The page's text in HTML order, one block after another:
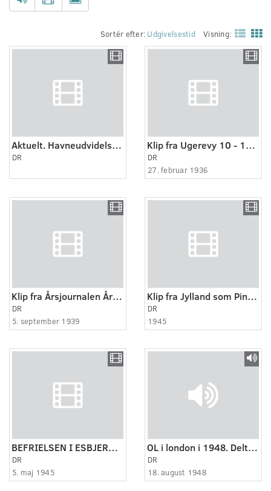
Sortér efter: Udgivelsestid Visning:
Aktuelt. Havneudvidelse til 20 millioner i Esbjerg.
DR
Klip fra Ugerevy 10 - 1936
DR
27. februar 1936
Klip fra Årsjournalen Årgang 1939 Danmarkshistorie i levende billeder
DR
5. september 1939
Klip fra Jylland som Pindsvin 1945
DR
1945
BEFRIELSEN I ESBJERG 1945
DR
5. maj 1945
OL i london i 1948. Deltagerne vender hjem
DR
18. august 1948